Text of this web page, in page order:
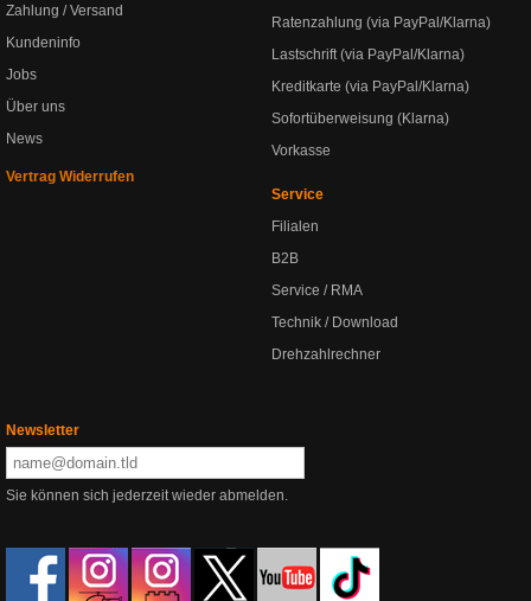
Zahlung / Versand
Kundeninfo
Jobs
Über uns
News
Vertrag Widerrufen
Ratenzahlung (via PayPal/Klarna)
Lastschrift (via PayPal/Klarna)
Kreditkarte (via PayPal/Klarna)
Sofortüberweisung (Klarna)
Vorkasse
Service
Filialen
B2B
Service / RMA
Technik / Download
Drehzahlrechner
Newsletter
Sie können sich jederzeit wieder abmelden.